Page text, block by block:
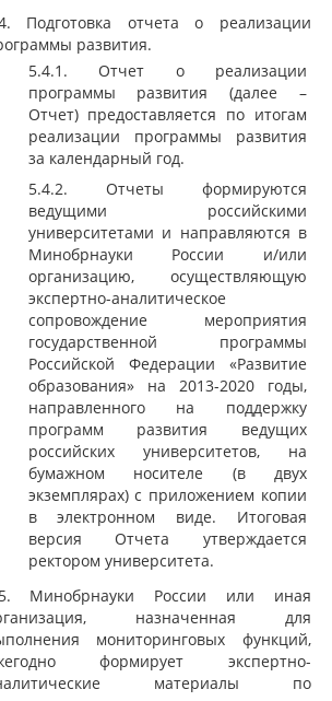
Подготовка отчета о реализации
развития.
5.4.1. Отчет о реализации
программы развития (далее –
Отчет) предоставляется по итогам
реализации программы развития
за календарный год.
5.4.2. Отчеты формируются
ведущими российскими
университетами и направляются в
Минобрнауки России и/или
организацию, осуществляющую
экспертно-аналитическое
сопровождение мероприятия
государственной программы
Российской Федерации «Развитие
образования» на 2013-2020 годы,
направленного на поддержку
программ развития ведущих
российских университетов, на
бумажном носителе (в двух
экземплярах) с приложением копии
в электронном виде. Итоговая
версия Отчета утверждается
ректором университета.
Минобрнауки России или иная
назначенная для
мониторинговых функций,
формирует экспертно-
материалы по